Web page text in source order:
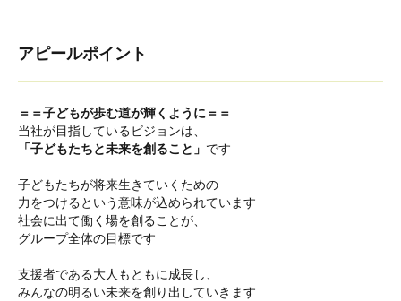
アピールポイント
＝＝子どもが歩む道が輝くように＝＝
当社が目指しているビジョンは、
「子どもたちと未来を創ること」 です
子どもたちが将来生きていくための
力をつけるという意味が込められています
社会に出て働く場を創ることが、
グループ全体の目標です
支援者である大人もともに成長し、
みんなの明るい未来を創り出していきます